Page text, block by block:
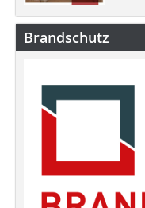
Brandschutz